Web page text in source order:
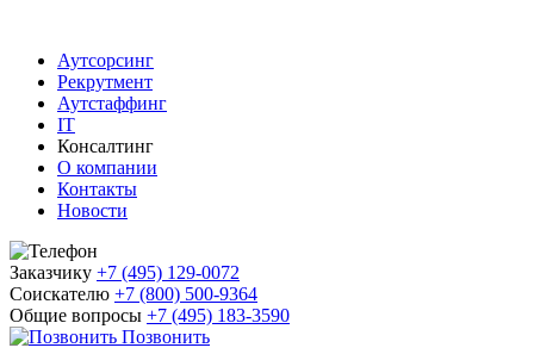
Аутсорсинг
Рекрутмент
Аутстаффинг
IT
Консалтинг
О компании
Контакты
Новости
Заказчику +7 (495) 129-0072
Соискателю +7 (800) 500-9364
Общие вопросы +7 (495) 183-3590
Позвонить